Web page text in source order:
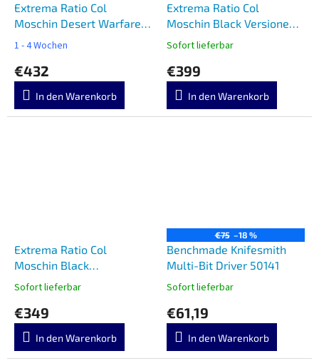
Extrema Ratio Col
Moschin Desert Warfare
04.1000.0125/DW
1 - 4 Wochen
€432
In den Warenkorb
Extrema Ratio Col
Moschin Black Versione
Militare Con Doppia
Sofort lieferbar
€399
In den Warenkorb
Extrema Ratio Col
Moschin Black
04.1000.0125/BLK
Sofort lieferbar
€349
In den Warenkorb
€75 –18 %
Benchmade Knifesmith
Multi-Bit Driver 50141
Sofort lieferbar
€61,19
In den Warenkorb